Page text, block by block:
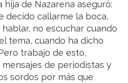
de Nazarena aseguró:
decido callarme la boca,
no escuchar cuando
tema, cuando ha dicho
trabajo de esto,
de periodistas y
sordos por más que